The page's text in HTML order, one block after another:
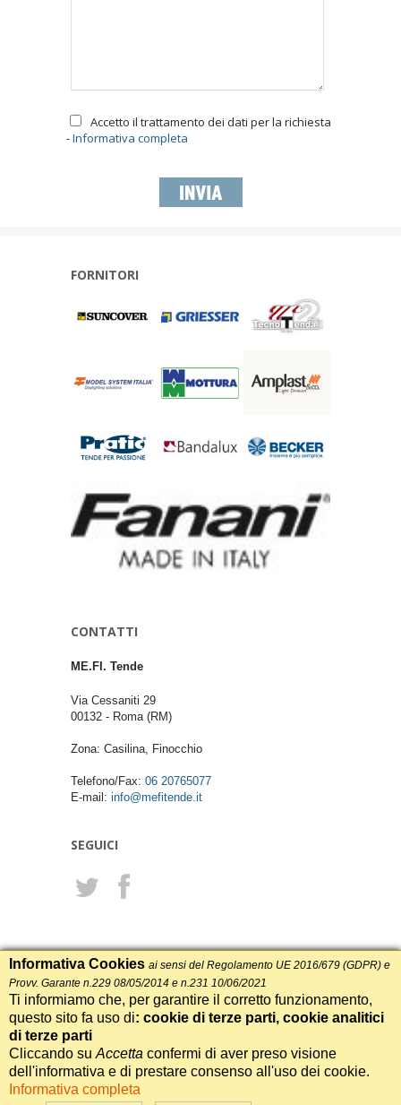
Accetto il trattamento dei dati per la richiesta
-Informativa completa
FORNITORI
CONTATTI
ME.FI. Tende
Via Cessaniti 29
00132 - Roma(RM)
Zona: Casilina, Finocchio
Telefono/Fax: 06 20765077
E-mail: info@mefitende.it
SEGUICI
ME.FI. di Meloni Maurizio e C. s.n.c.
Via Cessaniti 29 - 00132 - Roma (RM)
P.Iva: 01809751009
Informativa sui Cookie
Realizzazione Siti Web Itala
Informativa Cookies ai sensi del Regolamento UE 2016/679 (GDPR) e
Provv. Garante n.229 08/05/2014 e n.231 10/06/2021
Ti informiamo che, per garantire il corretto funzionamento,
questo sito fa uso di: cookie di terze parti, cookie analitici
di terze parti
Cliccando su Accetta confermi di aver preso visione
dell'informativa e di prestare consenso all'uso dei cookie.
Informativa completa